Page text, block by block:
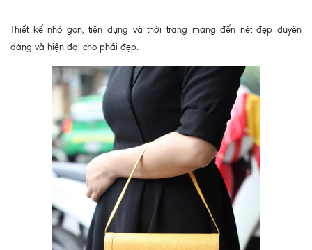
Thiết kế nhỏ gọn, tiện dụng và thời trang mang đến nét đẹp duyên
dáng và hiện đại cho phái đẹp.